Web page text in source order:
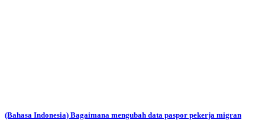
(Bahasa Indonesia) Bagaimana mengubah data paspor pekerja migran